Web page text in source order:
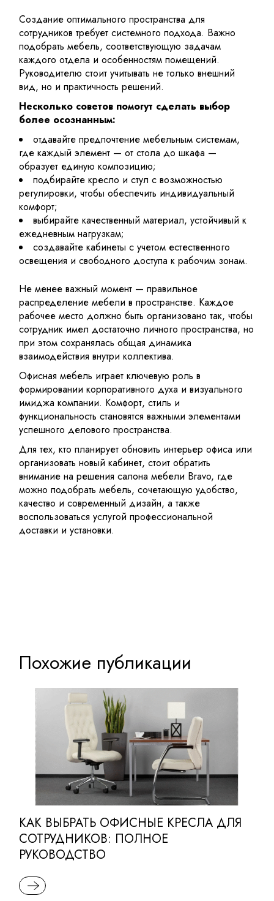
Создание оптимального пространства для
сотрудников требует системного подхода. Важно
подобрать мебель, соответствующую задачам
каждого отдела и особенностям помещений.
Руководителю стоит учитывать не только внешний
вид, но и практичность решений.
Несколько советов помогут сделать выбор
более осознанным:
отдавайте предпочтение мебельным системам,
где каждый элемент — отстола до шкафа —
образует единую композицию;
подбирайте кресло и стул с возможностью
регулировки, чтобы обеспечить индивидуальный
комфорт;
выбирайте качественный материал, устойчивый к
ежедневным нагрузкам;
создавайте кабинеты с учетом естественного
освещения и свободного доступа к рабочим зонам.
Не менее важный момент — правильное
распределение мебели в пространстве. Каждое
рабочее место должно быть организовано так, чтобы
сотрудник имел достаточно личного пространства, но
при этом сохранялась общая динамика
взаимодействия внутри коллектива.
Офисная мебель играет ключевую роль в
формировании корпоративного духа и визуального
имиджа компании. Комфорт, стиль и
функциональность становятся важными элементами
успешного делового пространства.
Для тех, кто планирует обновить интерьер офиса или
организовать новый кабинет, стоит обратить
внимание на решениясалона мебели Bravo, где
можно подобрать мебель, сочетающую удобство,
качество и современный дизайн, а также
воспользоваться услугой профессиональной
доставки и установки.
Похожие публикации
КАК ВЫБРАТЬ ОФИСНЫЕ КРЕСЛА ДЛЯ
СОТРУДНИКОВ: ПОЛНОЕ
РУКОВОДСТВО
READ MORE